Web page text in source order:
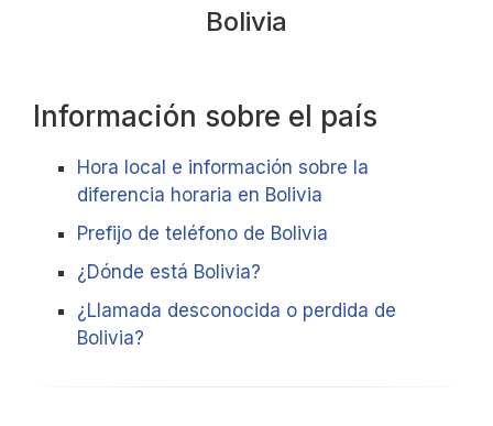
Bolivia
Información sobre el país
Hora local e información sobre la
diferencia horaria en Bolivia
Prefijo de teléfono de Bolivia
¿Dónde está Bolivia?
¿Llamada desconocida o perdida de
Bolivia?